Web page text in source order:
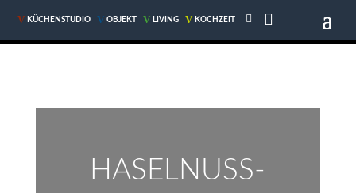
V KÜCHENSTUDIO V OBJEKT V LIVING V KOCHZEIT 
HASELNUSS-
V KÜCHENSTUDIO V OBJEKT V LIVING V KOCHZEIT 